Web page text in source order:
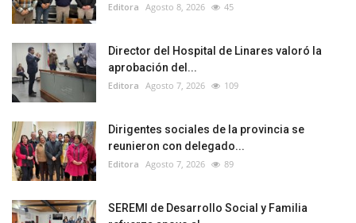
Editora Agosto 8, 2026 45
Director del Hospital de Linares valoró la
aprobación del...
Editora Agosto 7, 2026 109
Dirigentes sociales de la provincia se
reunieron con delegado...
Editora Agosto 7, 2026 89
SEREMI de Desarrollo Social y Familia